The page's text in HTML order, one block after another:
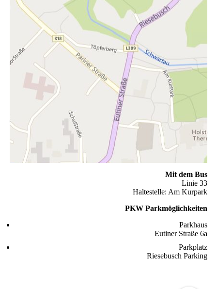
Mit dem Bus
Linie 33
Haltestelle: Am Kurpark
PKW Parkmöglichkeiten
Parkhaus
Eutiner Straße 6a
Parkplatz
Riesebusch Parking